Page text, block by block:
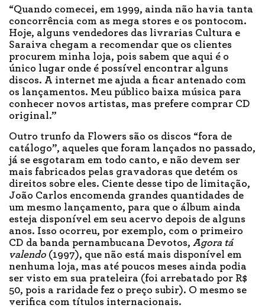
“Quando comecei, em 1999, ainda não havia tanta
concorrência com as mega stores e os pontocom.
Hoje, alguns vendedores das livrarias Cultura e
Saraiva chegam a recomendar que os clientes
procurem minha loja, pois sabem que aqui é o
único lugar onde é possível encontrar alguns
discos. A internet me ajuda a ficar antenado com
os lançamentos. Meu público baixa música para
conhecer novos artistas, mas prefere comprar CD
original.”
Outro trunfo da Flowers são os discos “fora de
catálogo”, aqueles que foram lançados no passado,
já se esgotaram em todo canto, e não devem ser
mais fabricados pelas gravadoras que detém os
direitos sobre eles. Ciente desse tipo de limitação,
João Carlos encomenda grandes quantidades de
um mesmo lançamento, para que o álbum ainda
esteja disponível em seu acervo depois de alguns
anos. Isso ocorreu, por exemplo, com o primeiro
CD da banda pernambucana Devotos, Agora tá
valendo (1997), que não está mais disponível em
nenhuma loja, mas até poucos meses ainda podia
ser visto em sua prateleira (foi arrebatado por R$
50, pois a raridade fez o preço subir). O mesmo se
verifica com títulos internacionais.